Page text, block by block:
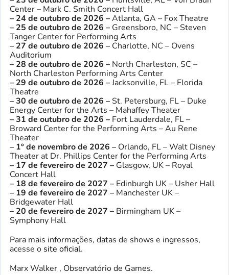
Center – Mark C. Smith Concert Hall
– 24 de outubro de 2026 –Atlanta, GA – Fox Theatre
– 25 de outubro de 2026 – Greensboro, NC – Steven
Tanger Center for Performing Arts
– 27 de outubro de 2026 – Charlotte, NC – Ovens
Auditorium
– 28 de outubro de 2026 – North Charleston, SC –
North Charleston Performing Arts Center
– 29 de outubro de 2026 –Jacksonville, FL – Florida
Theatre
– 30 de outubro de 2026 –St. Petersburg, FL – Duke
Energy Center for the Arts – Mahaffey Theater
– 31 de outubro de 2026 – Fort Lauderdale, FL –
Broward Center for the Performing Arts – Au Rene
Theater
– 1º de novembro de 2026 – Orlando, FL – Walt Disney
Theater at Dr. Phillips Center for the Performing Arts
– 17 de fevereiro de 2027 – Glasgow, UK – Royal
Concert Hall
– 18 de fevereiro de 2027 – Edinburgh UK – Usher Hall
– 19 de fevereiro de 2027 – Manchester UK –
Bridgewater Hall
– 20 de fevereiro de 2027 – Birmingham UK –
Symphony Hall
Para mais informações, datas de shows e ingressos,
acesse o site oficial.
Marx Walker , Observatório de Games.